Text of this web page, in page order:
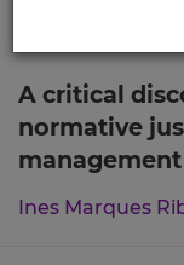
A critical
normative
Ines Marques